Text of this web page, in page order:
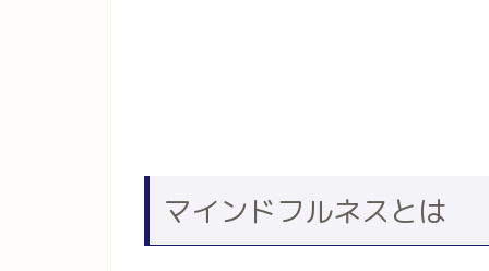
マインドフルネスとは